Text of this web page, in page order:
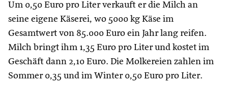
Um 0,50 Euro pro Liter verkauft er die Milch an
seine eigene Käserei, wo 5000 kg Käse im
Gesamtwert von 85.000 Euro ein Jahr lang reifen.
Milch bringt ihm 1,35 Euro pro Liter und kostet im
Geschäft dann 2,10 Euro. Die Molkereien zahlen im
Sommer 0,35 und im Winter 0,50 Euro pro Liter.